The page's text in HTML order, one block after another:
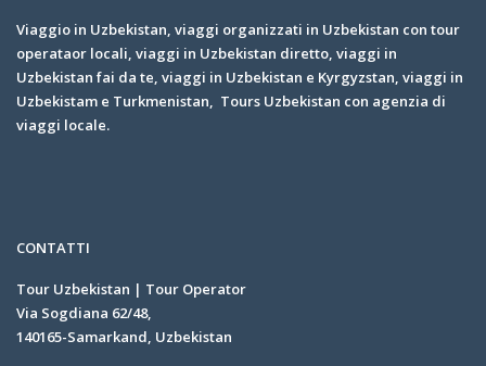
Viaggio in Uzbekistan, viaggi organizzati in Uzbekistan con tour
operataor locali, viaggi in Uzbekistan diretto, viaggi in
Uzbekistan fai da te, viaggi in Uzbekistan e Kyrgyzstan, viaggi in
Uzbekistam e Turkmenistan, Tours Uzbekistan con agenzia di
viaggi locale.
CONTATTI
Tour Uzbekistan | Tour Operator
Via Sogdiana 62/48,
140165-Samarkand, Uzbekistan